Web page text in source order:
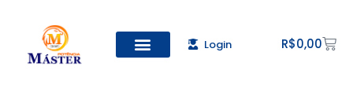
Login R$0,00